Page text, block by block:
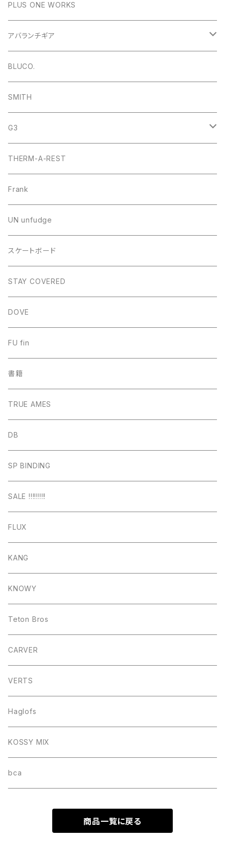
PLUS ONE WORKS
アバランチギア
ショベル
プローブ
ビーコン
BLUCO.
SMITH
G3
スプリットボード・アクセサリー
THERM-A-REST
Frank
UN unfudge
スケートボード
STAY COVERED
DOVE
FU fin
書籍
TRUE AMES
DB
SP BINDING
SALE !!!!!!!!!
FLUX
KANG
KNOWY
Teton Bros
CARVER
VERTS
Haglofs
KOSSY MIX
bca
商品一覧に戻る